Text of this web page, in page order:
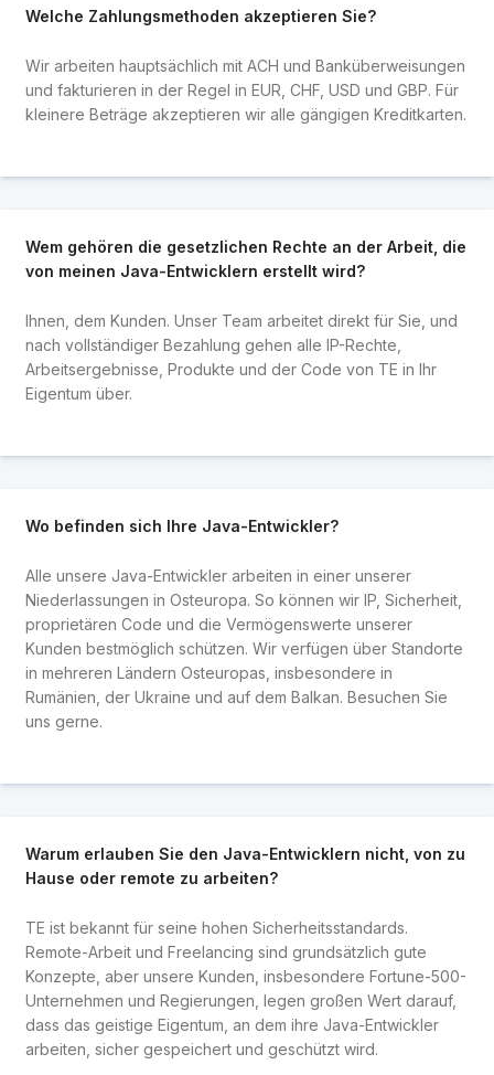
Welche Zahlungsmethoden akzeptieren Sie?
Wir arbeiten hauptsächlich mit ACH und Banküberweisungen
und fakturieren in der Regel in EUR, CHF, USD und GBP. Für
kleinere Beträge akzeptieren wir alle gängigen Kreditkarten.
Wem gehören die gesetzlichen Rechte an der Arbeit, die
von meinen Java-Entwicklern erstellt wird?
Ihnen, dem Kunden. Unser Team arbeitet direkt für Sie, und
nach vollständiger Bezahlung gehen alle IP-Rechte,
Arbeitsergebnisse, Produkte und der Code von TE in Ihr
Eigentum über.
Wo befinden sich Ihre Java-Entwickler?
Alle unsere Java-Entwickler arbeiten in einer unserer
Niederlassungen in Osteuropa. So können wir IP, Sicherheit,
proprietären Code und die Vermögenswerte unserer
Kunden bestmöglich schützen. Wir verfügen über Standorte
in mehreren Ländern Osteuropas, insbesondere in
Rumänien, der Ukraine und auf dem Balkan. Besuchen Sie
uns gerne.
Warum erlauben Sie den Java-Entwicklern nicht, von zu
Hause oder remote zu arbeiten?
TE ist bekannt für seine hohen Sicherheitsstandards.
Remote-Arbeit und Freelancing sind grundsätzlich gute
Konzepte, aber unsere Kunden, insbesondere Fortune-500-
Unternehmen und Regierungen, legen großen Wert darauf,
dass das geistige Eigentum, an dem ihre Java-Entwickler
arbeiten, sicher gespeichert und geschützt wird.